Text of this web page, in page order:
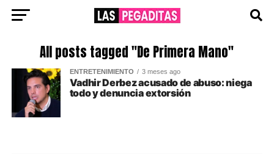
All posts tagged "De Primera Mano"
ENTRETENIMIENTO 3 meses ago
Vadhir Derbez acusado de abuso: niega
todo y denuncia extorsión